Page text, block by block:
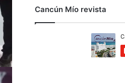
Cancún Mío revista